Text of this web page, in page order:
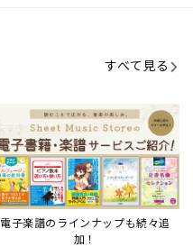
すべて見る
電子楽譜のラインナップも続々追
加！